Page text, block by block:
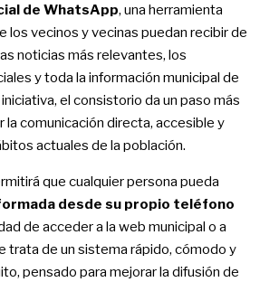
de WhatsApp, una herramienta
los vecinos y vecinas puedan recibir de
noticias más relevantes, los
y toda la información municipal de
el consistorio da un paso más
la comunicación directa, accesible y
actuales de la población.
que cualquier persona pueda
desde su propio teléfono
de acceder a la web municipal o a
trata de un sistema rápido, cómodo y
pensado para mejorar la difusión de